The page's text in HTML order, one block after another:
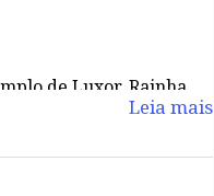
de Luxor, Rainha
Reis, Colossos de
Leia mais